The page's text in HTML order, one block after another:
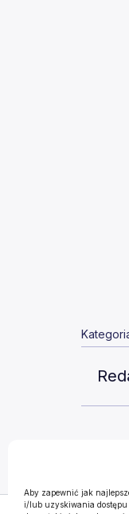
Aby zapewnić jak
i/lub uzyskiwania dostępu